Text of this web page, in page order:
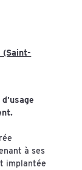
(Saint-
à ses
implantée